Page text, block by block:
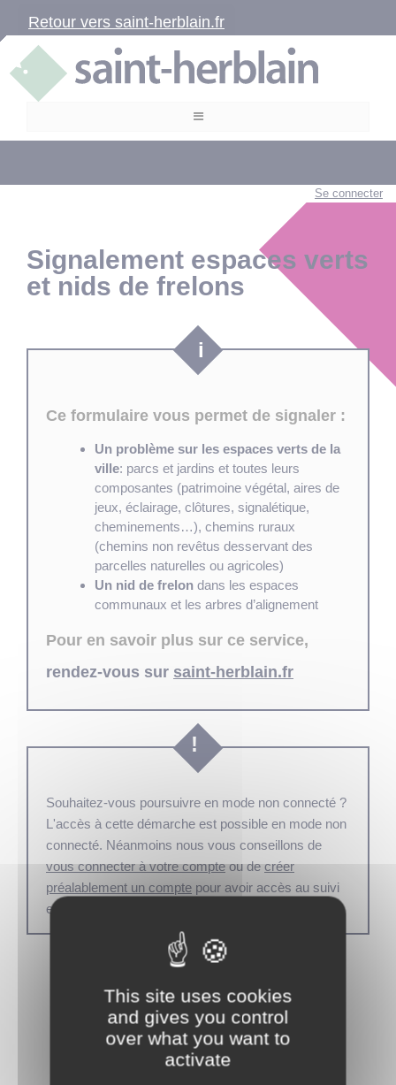
This site uses cookies
and gives you control
over what you want to
activate
Retour vers saint-herblain.fr
Se connecter
Signalement espaces verts
et nids de frelons
Ce formulaire vous permet de signaler :
Un problème sur les espaces verts de la
ville: parcs et jardins et toutes leurs
composantes (patrimoine végétal, aires de
jeux, éclairage, clôtures, signalétique,
cheminements…), chemins ruraux
(chemins non revêtus desservant des
parcelles naturelles ou agricoles)
Un nid de frelon dans les espaces
communaux et les arbres d’alignement
Pour en savoir plus sur ce service,
rendez-vous sur saint-herblain.fr
Souhaitez-vous poursuivre en mode non connecté ?
L'accès à cette démarche est possible en mode non
connecté. Néanmoins nous vous conseillons de
vous connecter à votre compteou decréer
préalablement un compte pour avoir accès au suivi
en ligne de la démarche.